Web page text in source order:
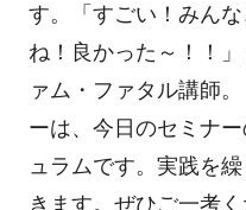
す。「すごい！みん
ね！良かった～！！
ァム・ファタル講師
ーは、今日のセミナ
ュラムです。実践を
きます。ぜひご一考